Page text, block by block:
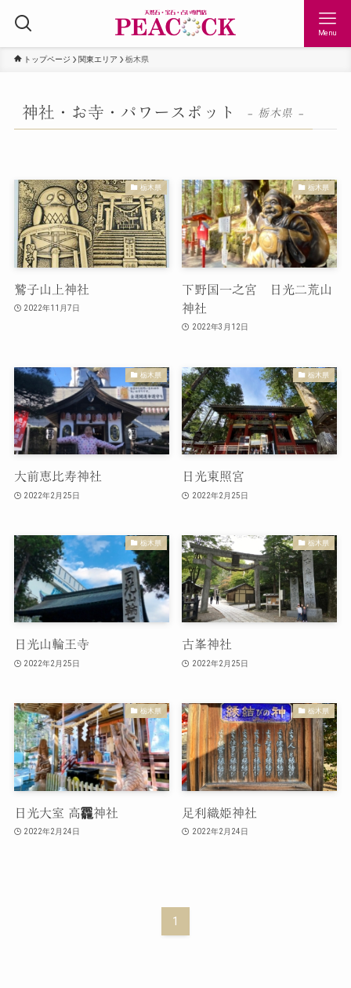
Menu
トップページ 関東エリア 栃木県
神社・お寺・パワースポット – 栃木県 –
栃木県
鷲子山上神社
2022年11月7日
栃木県
下野国一之宮 日光二荒山
神社
2022年3月12日
栃木県
大前恵比寿神社
2022年2月25日
栃木県
日光東照宮
2022年2月25日
栃木県
日光山輪王寺
2022年2月25日
栃木県
古峯神社
2022年2月25日
栃木県
日光大室 高龗神社
2022年2月24日
栃木県
足利織姫神社
2022年2月24日
1